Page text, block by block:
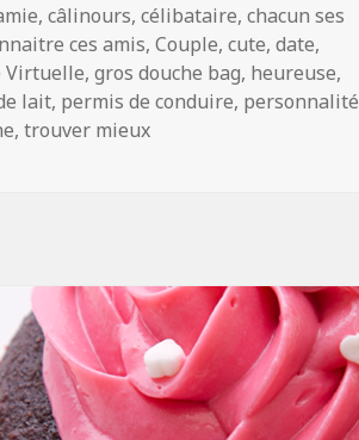
,câlinours,célibataire,chacun ses
ces amis,Couple,cute,date,
Virtuelle,gros douche bag, heureuse,
lait, permis de conduire, personnalité
,trouver mieux